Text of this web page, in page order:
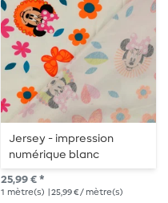
Jersey - impression
numérique blanc
25,99 € *
1 mètre(s) | 25,99 € / mètre(s)